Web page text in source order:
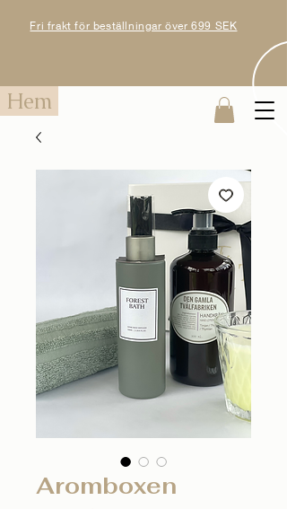
Fri frakt för beställningar över 699 SEK
Hem
Aromboxen